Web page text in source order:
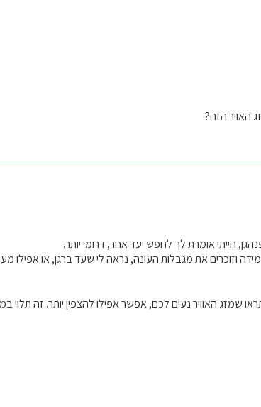
האויר הזה?
הייתי אומרת לך לחפש יעד אחר, דרומי יותר.
וזוכרים את מגבלות העונה, נראה לי שעד ברגן, או
שמזג האוויר נעים לכם, אפשר אפילו להצפין יותר. זה